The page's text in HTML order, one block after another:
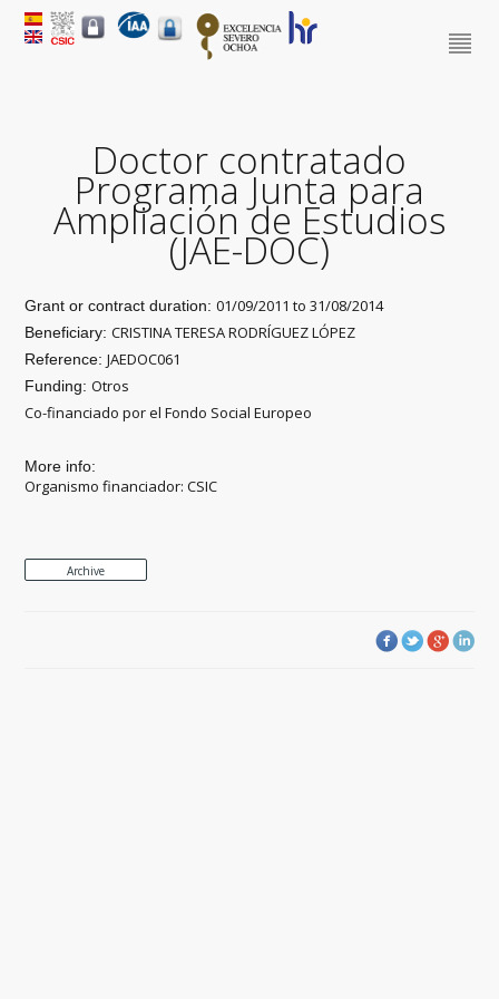
Doctor contratado
Programa Junta para
Ampliación de Estudios
(JAE-DOC)
Grant or contract duration:01/09/2011 to31/08/2014
Beneficiary:CRISTINA TERESA RODRÍGUEZ LÓPEZ
Reference:JAEDOC061
Funding:Otros
Co-financiado por el Fondo Social Europeo
More info:
Organismo financiador: CSIC
Archive